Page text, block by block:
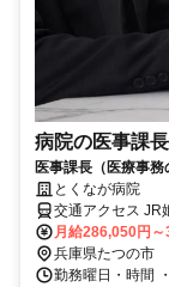
病院の医事課
医事課長（医療事務
とくなが病院
交通アクセス JR
分
月給286,050円～
兵庫県たつの市
勤務曜日・時間